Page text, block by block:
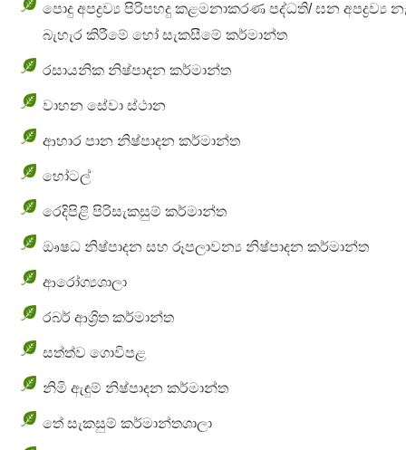
පොදු අපද්‍රව්‍ය පිරිපහදු කළමනාකරණ පද්ධති/ඝන අපද්‍රව්‍ය
බැහැර කිරීමේ හෝ සැකසීමේ කර්මාන්ත
රසායනික නිෂ්පාදන කර්මාන්ත
වාහන සේවා ස්ථාන
ආහාර පාන නිෂ්පාදන කර්මාන්ත
හෝටල්
රෙදිපිළි පිරිසැකසුම් කර්මාන්ත
ඖෂධ නිෂ්පාදන සහ රූපලාවන්‍ය නිෂ්පාදන කර්මාන්ත
ආරෝග්‍යශාලා
රබර් ආශ්‍රිත කර්මාන්ත
සත්ත්ව ගොවිපළ
නිමි ඇඳුම් නිෂ්පාදන කර්මාන්ත
තේ සැකසුම් කර්මාන්තශාලා